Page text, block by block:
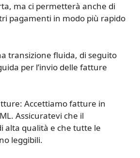
ma ci permetterà anche di
pagamenti in modo più rapido
transizione fluida, di seguito
per l’invio delle fatture
Accettiamo fatture in
Assicuratevi che il
alta qualità e che tutte le
leggibili.